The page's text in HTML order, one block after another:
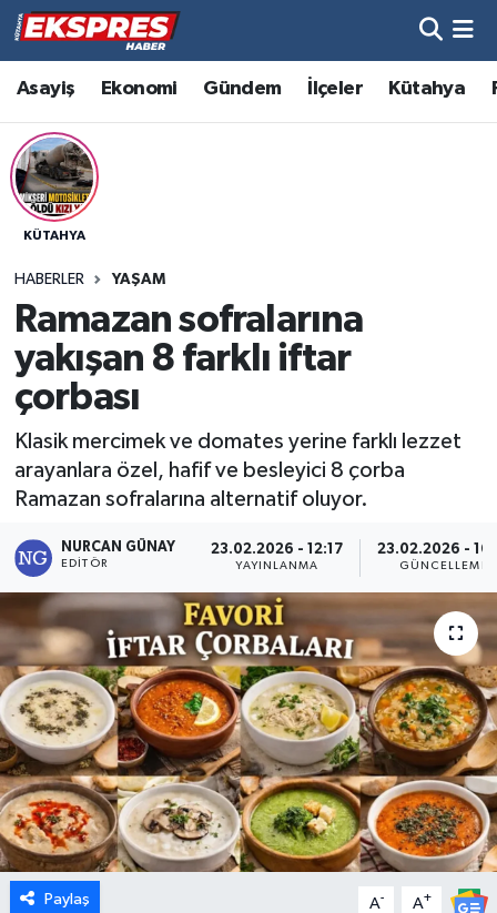
Asayiş Ekonomi Gündem İlçeler Kütahya
KÜTAHYA
HABERLER YAŞAM
Ramazan sofralarına
yakışan 8 farklı iftar
çorbası
Klasik mercimek ve domates yerine farklı lezzet
arayanlara özel, hafif ve besleyici 8 çorba
Ramazan sofralarına alternatif oluyor.
NURCAN GÜNAY
EDITÖR
23.02.2026 - 12:17
YAYINLANMA
23.02.2026 -
GÜNCELLEME
Paylaş A- A+
Altıntaş
Asayiş
Aslanapa
Bölge
Çavdarhisar
Dumlupınar
Dünya
Eğitim
Ekonomi
Emet
Foto Galeri
Gediz
Genel
Hava Durumu
Trafik Durumu
Süper Lig Puan Durumu ve Fikstür
Son Dakika Haberleri
Haber Arşivi